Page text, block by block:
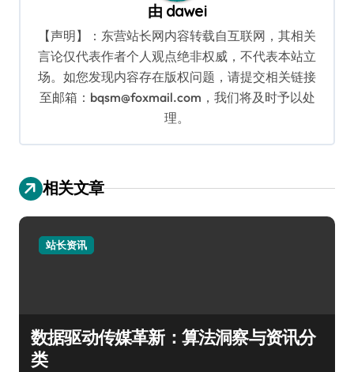
由 dawei
【声明】：东营站长网内容转载自互联网，其相关
言论仅代表作者个人观点绝非权威，不代表本站立
场。如您发现内容存在版权问题，请提交相关链接
至邮箱：bqsm@foxmail.com，我们将及时予以处
理。
相关文章
站长资讯
数据驱动传媒革新：算法洞察与资讯分
类